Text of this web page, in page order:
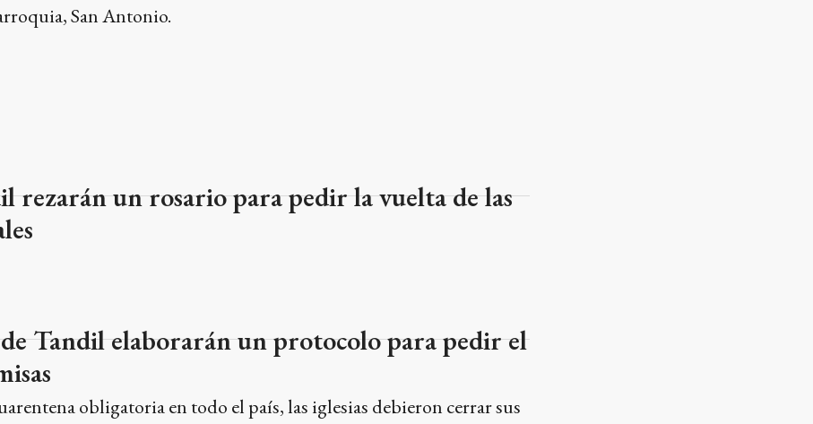
San Antonio.
Tandil elaborarán un protocolo para pedir el
tiempo pudieron abrir los templos para que la gente se acerque a
espiritual. Ahora, en Fase 5, esperan volver a las misas y
podrían resultar para que la actividad sea habilitada.